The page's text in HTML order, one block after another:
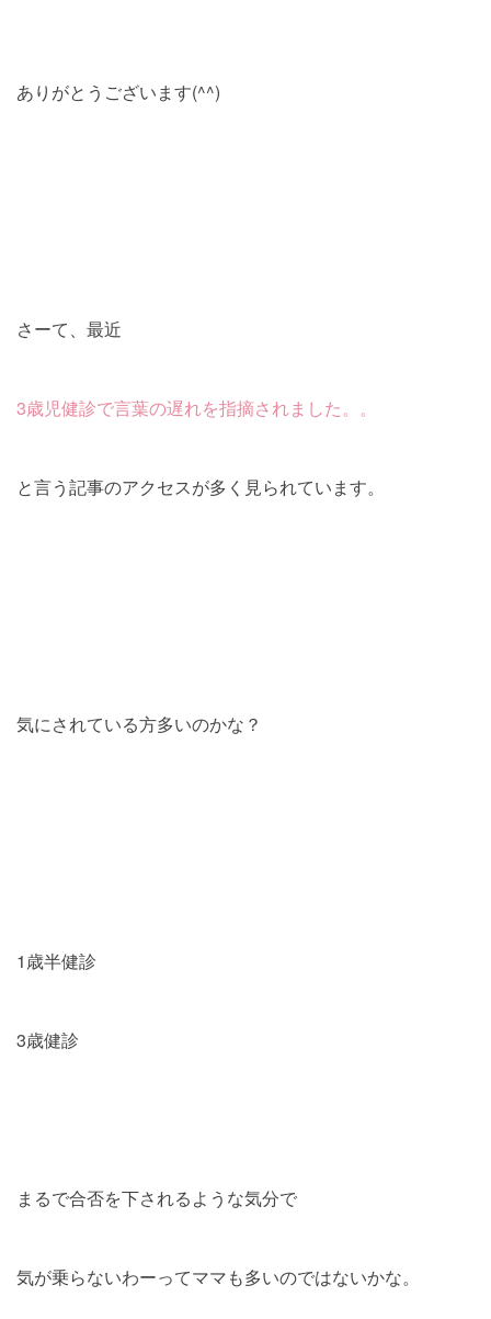
ありがとうございます(^^)
さーて、最近
3歳児健診で言葉の遅れを指摘されました。。
と言う記事のアクセスが多く見られています。
気にされている方多いのかな？
1歳半健診
3歳健診
まるで合否を下されるような気分で
気が乗らないわーってママも多いのではないかな。